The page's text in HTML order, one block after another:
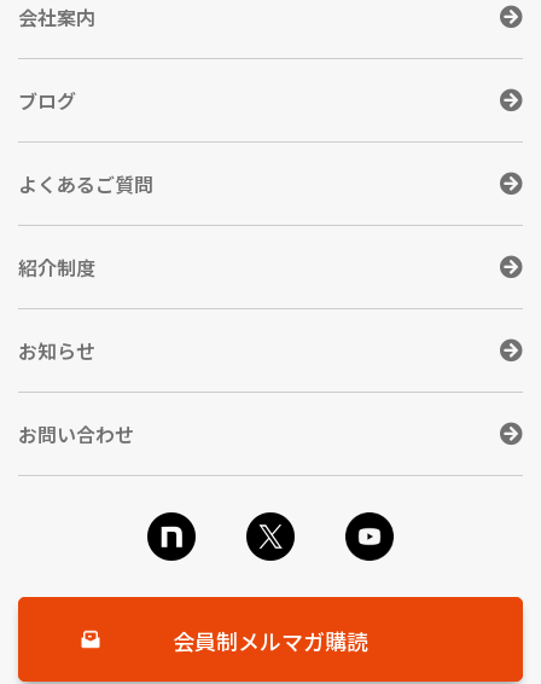
会社案内
ブログ
よくあるご質問
紹介制度
お知らせ
お問い合わせ
会員制メルマガ購読